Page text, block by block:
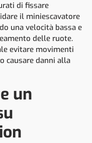
di fissare
il miniescavatore
una velocità bassa e
delle ruote.
evitare movimenti
causare danni alla
un